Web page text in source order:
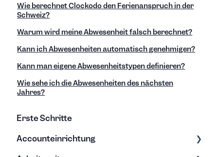
Wie berechnet Clockodo den Ferienanspruch in der
Schweiz?
Warum wird meine Abwesenheit falsch berechnet?
Kann ich Abwesenheiten automatisch genehmigen?
Kann man eigene Abwesenheitstypen definieren?
Wie sehe ich die Abwesenheiten des nächsten
Jahres?
Erste Schritte
Accounteinrichtung